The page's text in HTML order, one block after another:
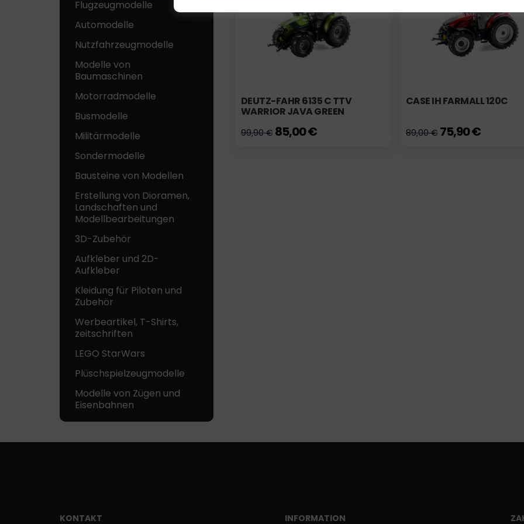
Flugzeugmodelle
Automodelle
Nutzfahrzeugmodelle
Modelle von
Baumaschinen
Motorradmodelle
Busmodelle
Militärmodelle
Sondermodelle
Bausteine ​​von Modellen
Erstellung von Dioramen,
Landschaften und
Modellbearbeitungen
3D-Zubehör
Aufkleber und 2D-
Aufkleber
Kleidung für Piloten und
Zubehör
Werbeartikel, T-Shirts,
zeitschriften
LEGO StarWars
Plüschspielzeugmodelle
Modelle von Zügen und
Eisenbahnen
DEUTZ-FAHR 6135 C TTV
WARRIOR JAVA GREEN
99,90 €85,00 €
CASE IH FARMALL 120C
89,00 €75,90 €
KONTAKT INFORMATION